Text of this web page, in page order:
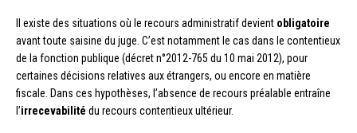
Il existe des situations où le recours administratif devient obligatoire
avant toute saisine du juge. C’est notamment le cas dans le contentieux
de la fonction publique (décret n°2012-765 du 10 mai 2012), pour
certaines décisions relatives aux étrangers, ou encore en matière
fiscale. Dans ces hypothèses, l’absence de recours préalable entraîne
l’irrecevabilité du recours contentieux ultérieur.